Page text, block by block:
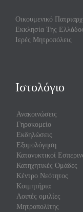
Οικουμενικό
Εκκλησία Της
Ιερές Μητροπόλεις
Ιστολόγιο
Ανακοινώσεις
Γηροκομείο
Εκδηλώσεις
Εξομολόγηση
Κατανυκτικοί
Κατηχητικές Ομάδες
Κέντρο Νεότητος
Κοιμητήρια
Λοιπές ομιλίες
Μητροπολίτης